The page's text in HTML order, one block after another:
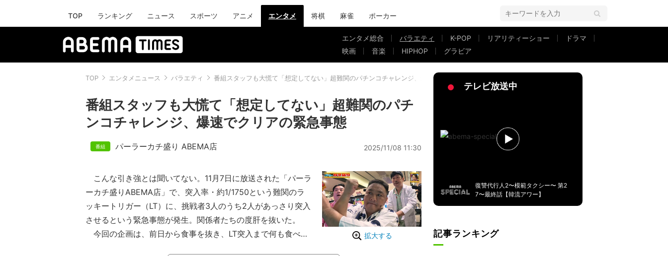
TOP ランキング ニュース スポーツ アニメ エンタメ 将棋 麻雀 ポーカー
エンタメ総合 バラエティ K-POP リアリティーショー
ドラマ
映画
音楽 HIPHOP グラビア
TOP エンタメニュース バラエティ 番組スタッフも大慌て「想定してない」超難関のパチンコチャレンジ、爆速でクリアの緊急事態
番組スタッフも大慌て「想定してない」超難関のパチ
ンコチャレンジ、爆速でクリアの緊急事態
パーラーカチ盛り ABEMA店 2025/11/08 11:30
拡大する
こんな引き強とは聞いてない。11月7日に放送された「パーラ
ーカチ盛りABEMA店」で、突入率・約1/1750という難関のラ
ッキートリガー（LT）に、挑戦者3人のうち2人があっさり突入
させるという緊急事態が発生。関係者たちの度肝を抜いた。
今回の企画は、前日から食事を抜き、LT突入まで何も食べら
テレビ放送中
復讐代行人2〜模範タクシー〜 第2
7〜最終話【韓流アワー】
記事ランキング